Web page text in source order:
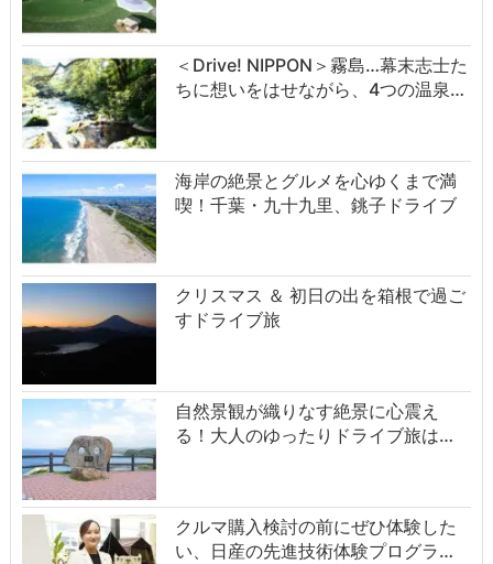
＜Drive! NIPPON＞霧島…幕末志士た
ちに想いをはせながら、4つの温泉…
海岸の絶景とグルメを心ゆくまで満
喫！千葉・九十九里、銚子ドライブ
クリスマス ＆ 初日の出を箱根で過ご
すドライブ旅
自然景観が織りなす絶景に心震え
る！大人のゆったりドライブ旅は…
クルマ購入検討の前にぜひ体験した
い、日産の先進技術体験プログラ…